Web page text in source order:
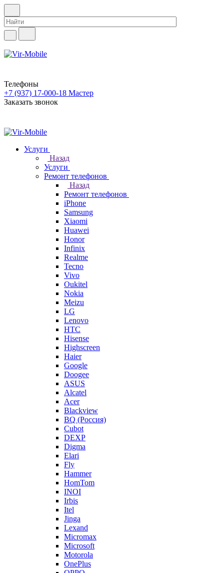
Телефоны
+7 (937) 17-000-18 Мастер
Заказать звонок
Услуги
Назад
Услуги
Ремонт телефонов
Назад
Ремонт телефонов
iPhone
Samsung
Xiaomi
Huawei
Honor
Infinix
Realme
Tecno
Vivo
Oukitel
Nokia
Meizu
LG
Lenovo
HTC
Hisense
Highscreen
Haier
Google
Doogee
ASUS
Alcatel
Acer
Blackview
BQ (Россия)
Cubot
DEXP
Digma
Elari
Fly
Hammer
HomTom
INOI
Irbis
Itel
Jinga
Lexand
Micromax
Microsoft
Motorola
OnePlus